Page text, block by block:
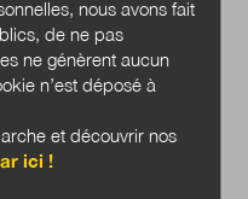
une vision défensive
des territoires
nous avons fait
de ne pas
ne génèrent aucun
n’est déposé à
et découvrir nos
ici !